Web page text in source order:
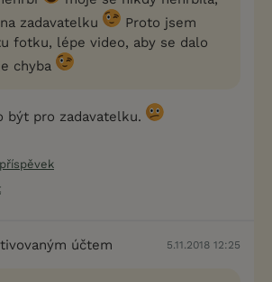
zadavatelku
Proto jsem
fotku, lépe video, aby se dalo
chyba
být pro zadavatelku.
účtem 5.11.2018 12:25